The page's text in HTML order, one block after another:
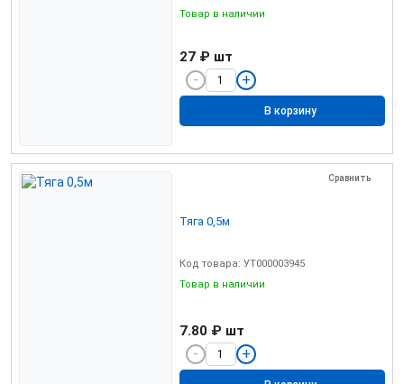
Товар в наличии
27 ₽ шт
В корзину
Сравнить
Тяга 0,5м
Код товара: УТ000003945
Товар в наличии
7.80 ₽ шт